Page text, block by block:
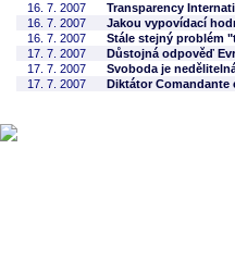
16. 7. 2007
Transparency
16. 7. 2007
Jakou vypovídací
16. 7. 2007
Stále stejný problém
17. 7. 2007
Důstojná odpověď
17. 7. 2007
Svoboda je
17. 7. 2007
Diktátor Comandante